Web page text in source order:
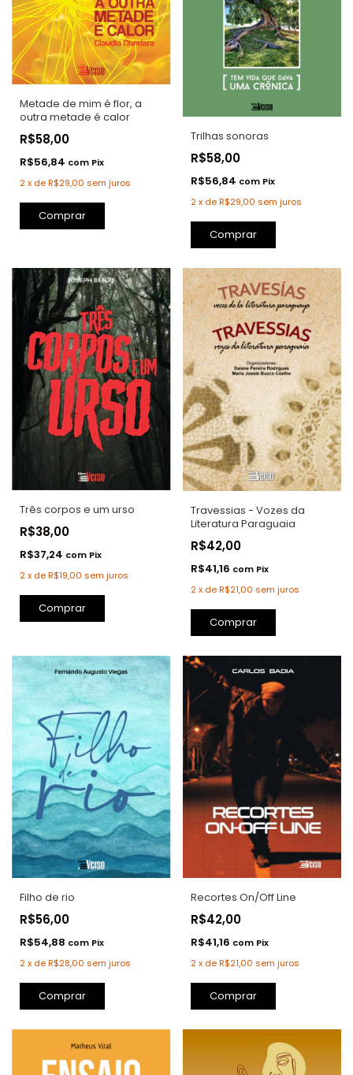
Metade de mim é flor, a
outra metade é calor
R$58,00
R$56,84 com Pix
2x deR$29,00 sem juros
Comprar
Trilhas sonoras
R$58,00
R$56,84 com Pix
2 x deR$29,00 sem juros
Comprar
Três corpos e um urso
R$38,00
R$37,24 com Pix
2x deR$19,00 sem juros
Comprar
Travessias - Vozes da
Literatura Paraguaia
R$42,00
R$41,16 com Pix
2 x deR$21,00 sem juros
Comprar
Filho de rio
R$56,00
R$54,88 com Pix
2x deR$28,00 sem juros
Comprar
Recortes On/Off Line
R$42,00
R$41,16 com Pix
2 x deR$21,00 sem juros
Comprar